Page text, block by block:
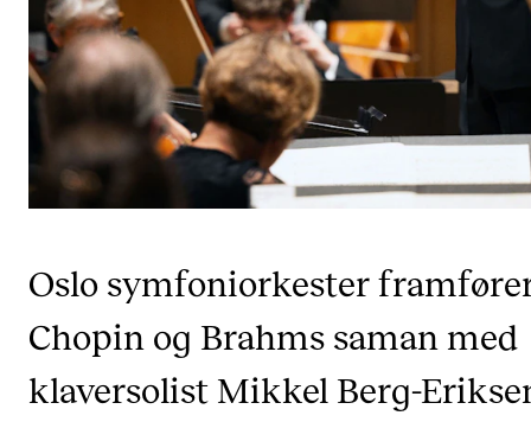
FORSKNING
CERM
Prosjekter
INTERNASJONALT
Utveksling
Internasjonal strategi
Oslo symfoniorkester
Chopin og Brahms saman med
klaversolist Mikkel Berg-